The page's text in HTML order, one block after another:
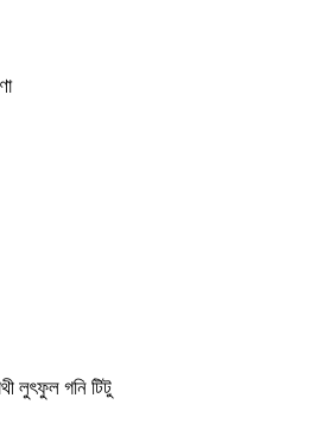
লুৎফুল গনি টিটু